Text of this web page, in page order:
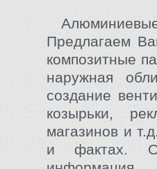
Предлагаем
композитные
наружная
создание
козырьки,
магазинов и
и фактах.